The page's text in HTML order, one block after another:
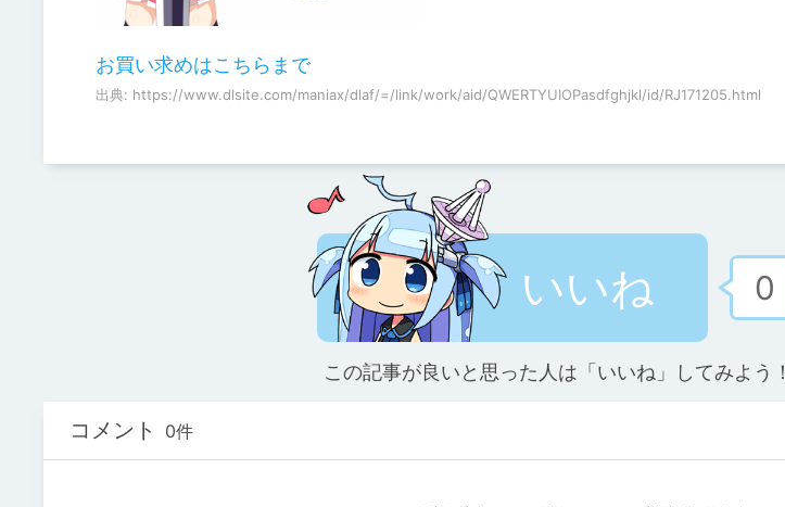
お買い求めはこちらまで
出典: https://www.dlsite.com/maniax/dlaf/=/link/work/aid/QWERTYUIOPasdfghjkl/id/RJ171205.html
いいね 0
この記事が良いと思った人は「いいね」してみよう！
コメント 0件